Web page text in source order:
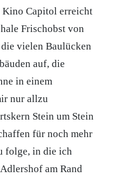
Kino Capitol erreicht
Frischobst von
vielen Baulücken
auf, die
in einem
nur allzu
Stein um Stein
für noch mehr
folge, in die ich
am Rand